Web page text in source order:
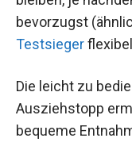
bevorzugst
Testsieger
Die leicht zu
Ausziehstopp
bequeme